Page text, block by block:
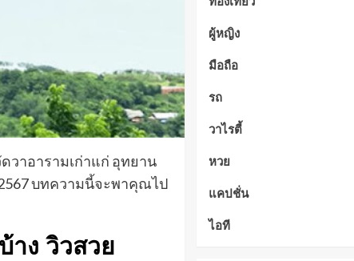
วาอารามเก่าแก่ อุทยาน
บทความนี้จะพาคุณไป
าง วิวสวย
ผู้หญิง
มือถือ
รถ
วาไรตี้
หวย
แคปชั่น
ไอที